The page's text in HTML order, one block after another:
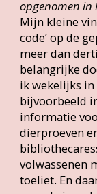
Dat laatste
Speurtochten en
kinderen naar
dat ze boeken
sticker krijgen
stickers is die
cadeautje
leukere gadget
lijkt te werken:
doelgroep zijn
is moeilijk te
stickeractie
zoals
van